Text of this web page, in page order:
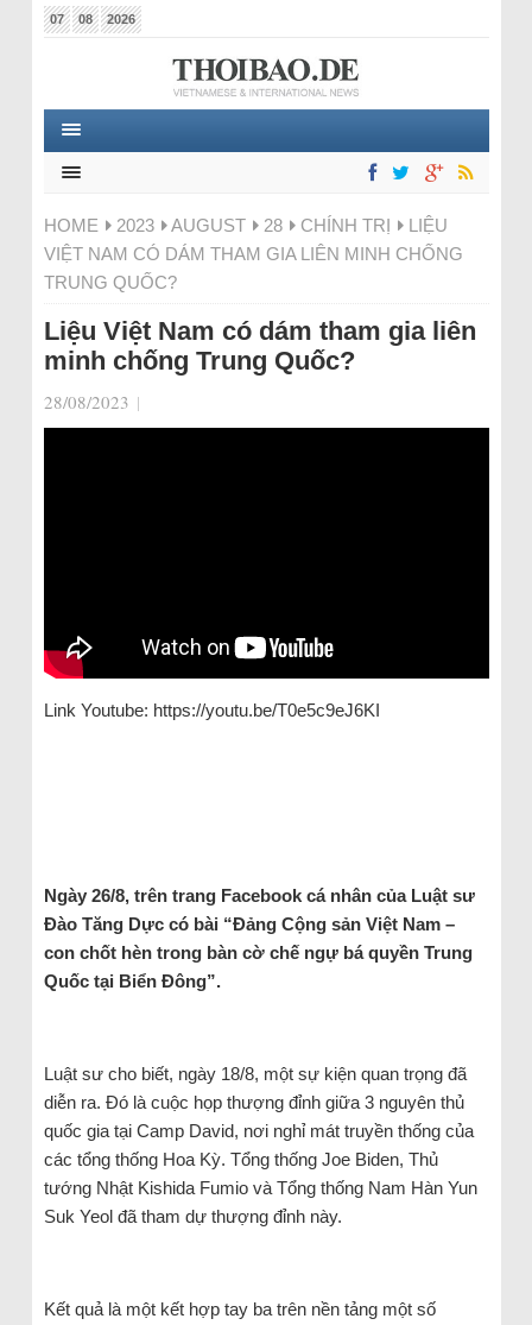
07 08 2026
HOME 2023 AUGUST 28 CHÍNH TRỊ
LIỆU
VIỆT NAM CÓ DÁM THAM GIA LIÊN MINH CHỐNG
TRUNG QUỐC?
Liệu Việt Nam có dám tham gia liên
minh chống Trung Quốc?
28/08/2023 |
Link Youtube: https://youtu.be/T0e5c9eJ6KI
Ngày 26/8, trên trang Facebook cá nhân của Luật sư
Đào Tăng Dực có bài “Đảng Cộng sản Việt Nam –
con chốt hèn trong bàn cờ chế ngự bá quyền Trung
Quốc tại Biển Đông”.
Luật sư cho biết, ngày 18/8, một sự kiện quan trọng đã
diễn ra. Đó là cuộc họp thượng đỉnh giữa 3 nguyên thủ
quốc gia tại Camp David, nơi nghỉ mát truyền thống của
các tổng thống Hoa Kỳ. Tổng thống Joe Biden, Thủ
tướng Nhật Kishida Fumio và Tổng thống Nam Hàn Yun
Suk Yeol đã tham dự thượng đỉnh này.
Kết quả là một kết hợp tay ba trên nền tảng một số